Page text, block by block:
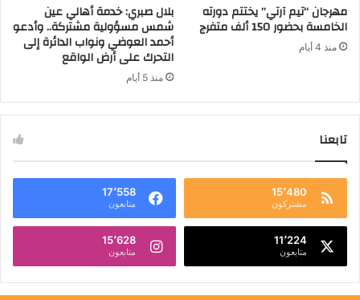
مهرجان “تيم آرتي” يختتم دورته
الخامسة بحضور 150 ألف متفرج
منذ 4 أيام
بلال صبري: خدمة أهالي عين
شمس مسؤولية مشتركة.. وأدعو
أحمد العوضي ونواب الدائرة إلى
التحرك على أرض الواقع
منذ 5 أيام
تابعنا
15٬480
مشتركون
17٬558
متابعون
11٬224
متابعون
15٬628
متابعون